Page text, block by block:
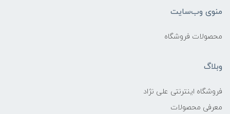
منوی وب‌سایت
محصولات فروشگاه
وبلاگ
فروشگاه اینترنتی علی نژاد
معرفی محصولات